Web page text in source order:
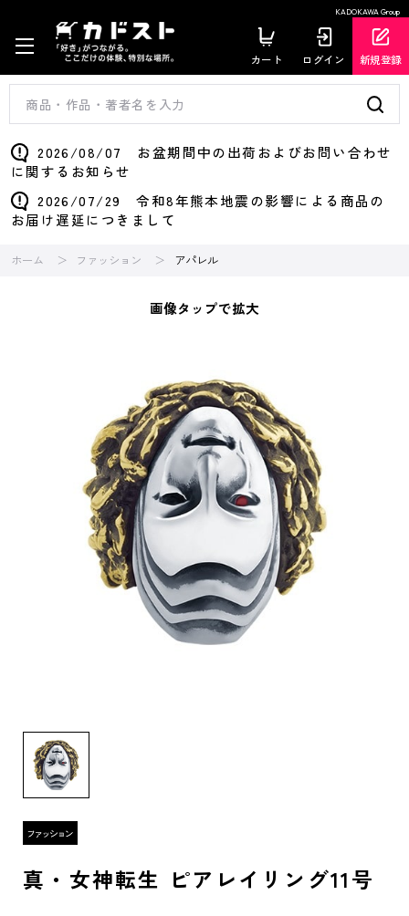
KADOKAWA Group
カート ログイン 新規登録
2026/08/07 お盆期間中の出荷およびお問い合わせ
に関するお知らせ
2026/07/29 令和8年熊本地震の影響による商品の
お届け遅延につきまして
ホーム ファッション アパレル
画像タップで拡大
真・女神転生 ピアレイリング11号